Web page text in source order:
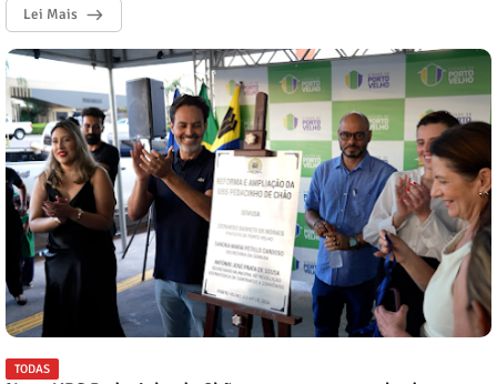
Lei Mais
TODAS